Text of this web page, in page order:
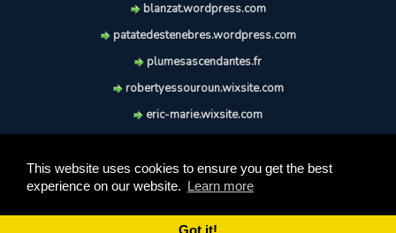
This website uses cookies to ensure you get the best
experience on our website. Learn more
Got it!
blanzat.wordpress.com
patatedestenebres.wordpress.com
plumesascendantes.fr
robertyessouroun.wixsite.com
eric-marie.wixsite.com
soufflereve.blogspot.com
Ce site est réalisé et maintenu avec coeur et passion.